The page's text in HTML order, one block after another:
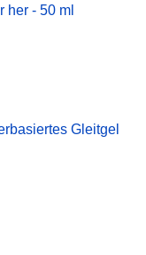
her - 50 ml
Gleitgel